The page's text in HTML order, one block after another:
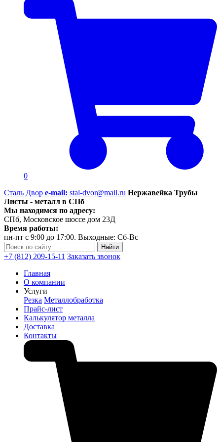
0
Сталь Двор e-mail: stal-dvor@mail.ru Нержавейка Трубы
Листы - металл в СПб
Мы находимся по адресу:
СПб, Московское шоссе дом 23Д
Время работы:
пн-пт с 9:00 до 17:00. Выходные: Сб-Вс
+7 (812) 209-15-11 Заказать звонок
Главная
О компании
Услуги
Резка Металлобработка
Прайс-лист
Калькулятор металла
Доставка
Контакты